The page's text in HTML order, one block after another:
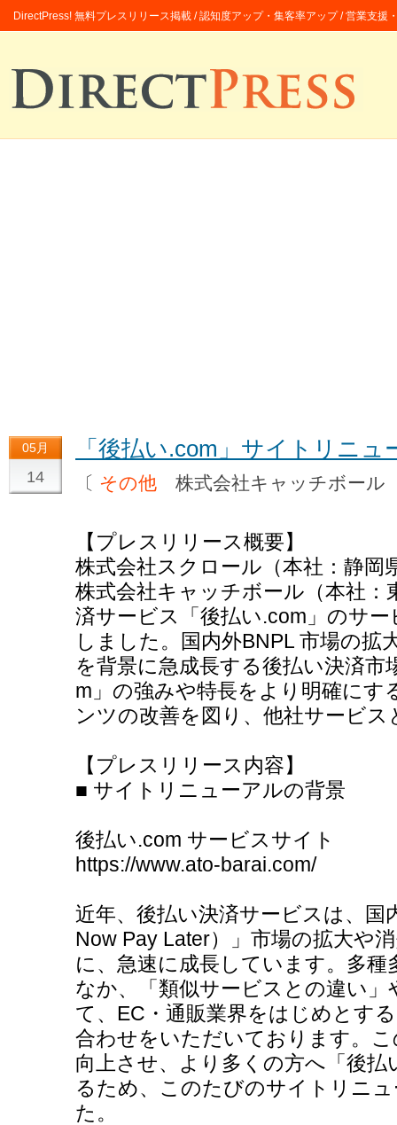
DirectPress! 無料プレスリリース掲載 / 認知度アップ・集客率アップ / 営業支援
05月
14
「後払い.com」サイトリニ
〔 その他 株式会社キャッチボー
【プレスリリース概要】
株式会社スクロール（本社：静岡
株式会社キャッチボール（本社：
済サービス「後払い.com」のサ
しました。国内外BNPL 市場の拡
を背景に急成長する後払い決済市
m」の強みや特長をより明確に
ンツの改善を図り、他社サービ
【プレスリリース内容】
■ サイトリニューアルの背景
後払い.com サービスサイト
https://www.ato-barai.com/
近年、後払い決済サービスは、国
Now Pay Later）」市場の拡大や
に、急速に成長しています。多
なか、「類似サービスとの違い
て、EC・通販業界をはじめとす
合わせをいただいております。
向上させ、より多くの方へ「後
るため、このたびのサイトリニ
た。